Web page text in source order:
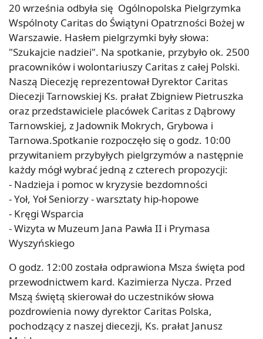
20 września odbyła się Ogólnopolska Pielgrzymka
Wspólnoty Caritas do Świątyni Opatrzności Bożej w
Warszawie. Hasłem pielgrzymki były słowa:
"Szukajcie nadziei". Na spotkanie, przybyło ok. 2500
pracowników i wolontariuszy Caritas z całej Polski.
Naszą Diecezję reprezentował Dyrektor Caritas
Diecezji Tarnowskiej Ks. prałat Zbigniew Pietruszka
oraz przedstawiciele placówek Caritas z Dąbrowy
Tarnowskiej, z Jadownik Mokrych, Grybowa i
Tarnowa.Spotkanie rozpoczęło się o godz. 10:00
przywitaniem przybyłych pielgrzymów a następnie
każdy mógł wybrać jedną z czterech propozycji:
- Nadzieja i pomoc w kryzysie bezdomności
- Yoł, Yoł Seniorzy - warsztaty hip-hopowe
- Kręgi Wsparcia
- Wizyta w Muzeum Jana Pawła II i Prymasa
Wyszyńskiego
O godz. 12:00 została odprawiona Msza święta pod
przewodnictwem kard. Kazimierza Nycza. Przed
Mszą świętą skierował do uczestników słowa
pozdrowienia nowy dyrektor Caritas Polska,
pochodzący z naszej diecezji, Ks. prałat Janusz